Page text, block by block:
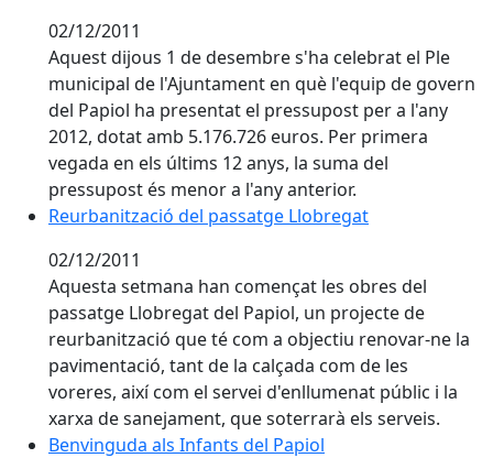
02/12/2011
Aquest dijous 1 de desembre s'ha celebrat el Ple
municipal de l'Ajuntament en què l'equip de govern
del Papiol ha presentat el pressupost per a l'any
2012, dotat amb 5.176.726 euros. Per primera
vegada en els últims 12 anys, la suma del
pressupost és menor a l'any anterior.
Reurbanització del passatge Llobregat
Reurbanització del passatge Llobregat
02/12/2011
Aquesta setmana han començat les obres del
passatge Llobregat del Papiol, un projecte de
reurbanització que té com a objectiu renovar-ne la
pavimentació, tant de la calçada com de les
voreres, així com el servei d'enllumenat públic i la
xarxa de sanejament, que soterrarà els serveis.
Benvinguda als Infants del Papiol
Benvinguda als Infants del Papiol